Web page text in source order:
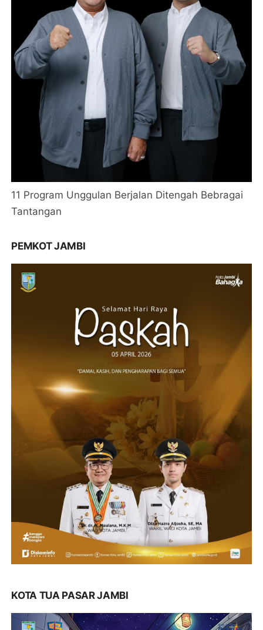
11 Program Unggulan Berjalan Ditengah Bebragai
Tantangan
PEMKOT JAMBI
KOTA TUA PASAR JAMBI